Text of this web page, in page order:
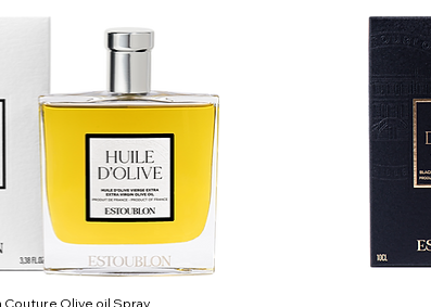
Couture Olive oil Spray